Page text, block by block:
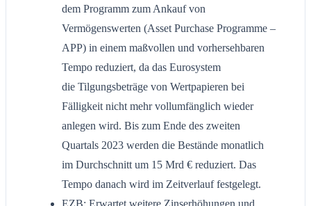
dem Programm zum Ankauf von
Vermögenswerten (Asset Purchase Programme –
APP) in einem maßvollen und vorhersehbaren
Tempo reduziert, da das Eurosystem
die Tilgungsbeträge von Wertpapieren bei
Fälligkeit nicht mehr vollumfänglich wieder
anlegen wird. Bis zum Ende des zweiten
Quartals 2023 werden die Bestände monatlich
im Durchschnitt um 15 Mrd € reduziert. Das
Tempo danach wird im Zeitverlauf festgelegt.
EZB: Erwartet weitere Zinserhöhungen und